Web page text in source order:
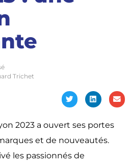
Trichet
2023 a ouvert ses portes
et de nouveautés.
les passionnés de